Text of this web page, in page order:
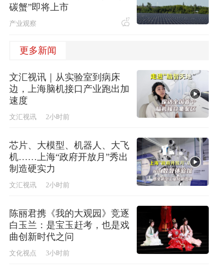
碳蟹”即将上市
产业观察 17
更多新闻
文汇视讯｜从实验室到病床
边，上海脑机接口产业跑出加
速度
文汇视讯 2小时前
芯片、大模型、机器人、大飞
机……上海“政府开放月”秀出
制造硬实力
文汇视讯 2小时前
陈丽君携《我的大观园》竞逐
白玉兰：是宝玉赶考，也是戏
曲创新时代之问
文化视点 3小时前